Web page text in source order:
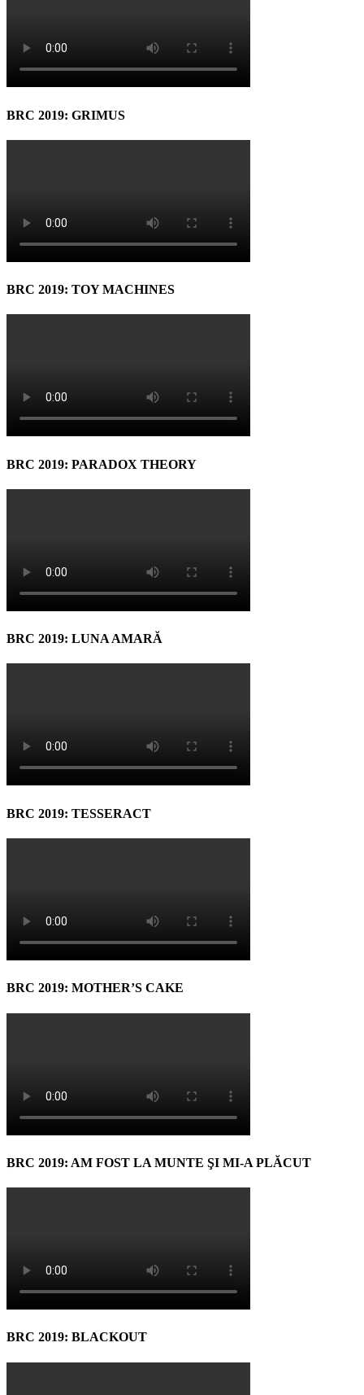
BRC 2019: GRIMUS
BRC 2019: TOY MACHINES
BRC 2019: PARADOX THEORY
BRC 2019: LUNA AMARĂ
BRC 2019: TESSERACT
BRC 2019: MOTHER’S CAKE
BRC 2019: AM FOST LA MUNTE ŞI MI-A PLĂCUT
BRC 2019: BLACKOUT